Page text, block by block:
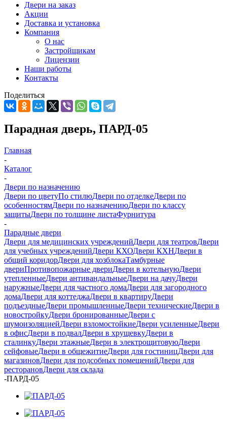
Двери на заказ
Акции
Доставка и установка
Компания
О нас
Застройщикам
Лицензии
Наши работы
Контакты
Поделиться
Парадная дверь, ПАРД-05
Главная
-
Каталог
-
Двери по назначению
Двери по цветуПо стилюДвери по отделкеДвери по
особенностямДвери по назначениюДвери по классу
защитыДвери по толщине листаФурнитура
-
Парадные двери
Двери для медицинских учрежденийДвери для театровДвери
для учебных учрежденийДвери КХОДвери КХНДвери в
общий коридорДвери для хозблокаТамбурные
двериПротивопожарные двериДвери в котельнуюДвери
утепленныеДвери антивандальныеДвери на дачуДвери
наружныеДвери для частного домаДвери для загородного
домаДвери для коттеджаДвери в квартируДвери
подъездныеДвери промышленныеДвери техническиеДвери в
новостройкуДвери бронированныеДвери с
шумоизоляциейДвери взломостойкиеДвери усиленныеДвери
в офисДвери в подвалДвери в хрущевкуДвери в
сталинкуДвери этажныеДвери в электрощитовуюДвери
сейфовыеДвери в общежитиеДвери для гостиницДвери для
магазиновДвери для подсобных помещенийДвери для
ресторановДвери для склада
-ПАРД-05